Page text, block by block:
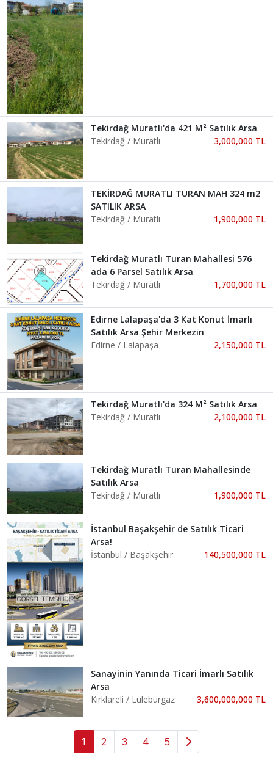
Tekirdağ Muratlı'da 421 M² Satılık Arsa
Tekirdağ / Muratlı
3,000,000 TL
TEKİRDAĞ MURATLI TURAN MAH 324 m2
SATILIK ARSA
Tekirdağ / Muratlı
1,900,000 TL
Tekirdağ Muratlı Turan Mahallesi 576
ada 6 Parsel Satılık Arsa
Tekirdağ / Muratlı
1,700,000 TL
Edirne Lalapaşa'da 3 Kat Konut İmarlı
Satılık Arsa Şehir Merkezin
Edirne / Lalapaşa
2,150,000 TL
Tekirdağ Muratlı'da 324 M² Satılık Arsa
Tekirdağ / Muratlı
2,100,000 TL
Tekirdağ Muratlı Turan Mahallesinde
Satılık Arsa
Tekirdağ / Muratlı
1,900,000 TL
İstanbul Başakşehir de Satılık Ticari
Arsa!
İstanbul / Başakşehir
140,500,000 TL
Sanayinin Yanında Ticari İmarlı Satılık
Arsa
Kırklareli / Lüleburgaz
3,600,000,000 TL
1 2 3 4 5